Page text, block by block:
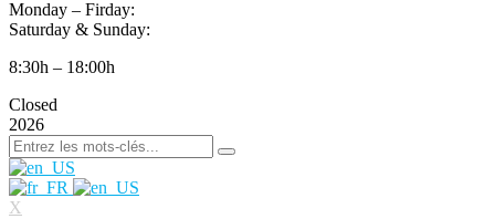
Monday – Firday:
Saturday & Sunday:
8:30h – 18:00h
Closed
2026
X